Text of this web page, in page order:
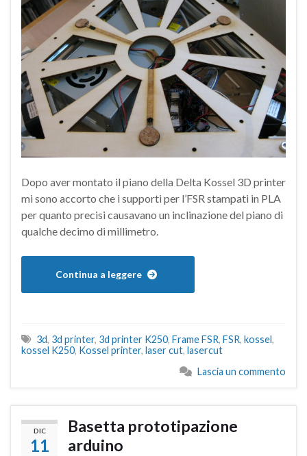
Dopo aver montato il piano della Delta Kossel 3D printer
mi sono accorto che i supporti per l’FSR stampati in PLA
per quanto precisi causavano un inclinazione del piano di
qualche decimo di millimetro.
Continua a leggere
3d, 3d printer, 3d printer K250, Frame FSR, FSR, kossel,
kossel K250, Kossel printer, laser cut, lasercut
Lascia un commento
DIC
11
Basetta prototipazione
arduino